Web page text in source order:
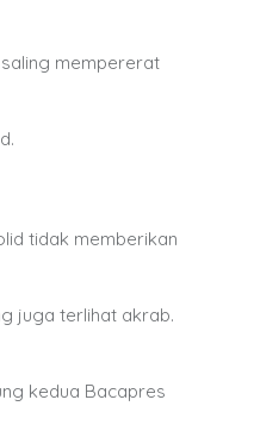
mempererat
tidak memberikan
juga terlihat akrab.
kedua Bacapres